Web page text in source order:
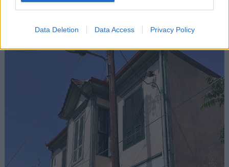
Data Deletion Data Access Privacy Policy
την Θεσσαλονίκη και την θάλασσα.